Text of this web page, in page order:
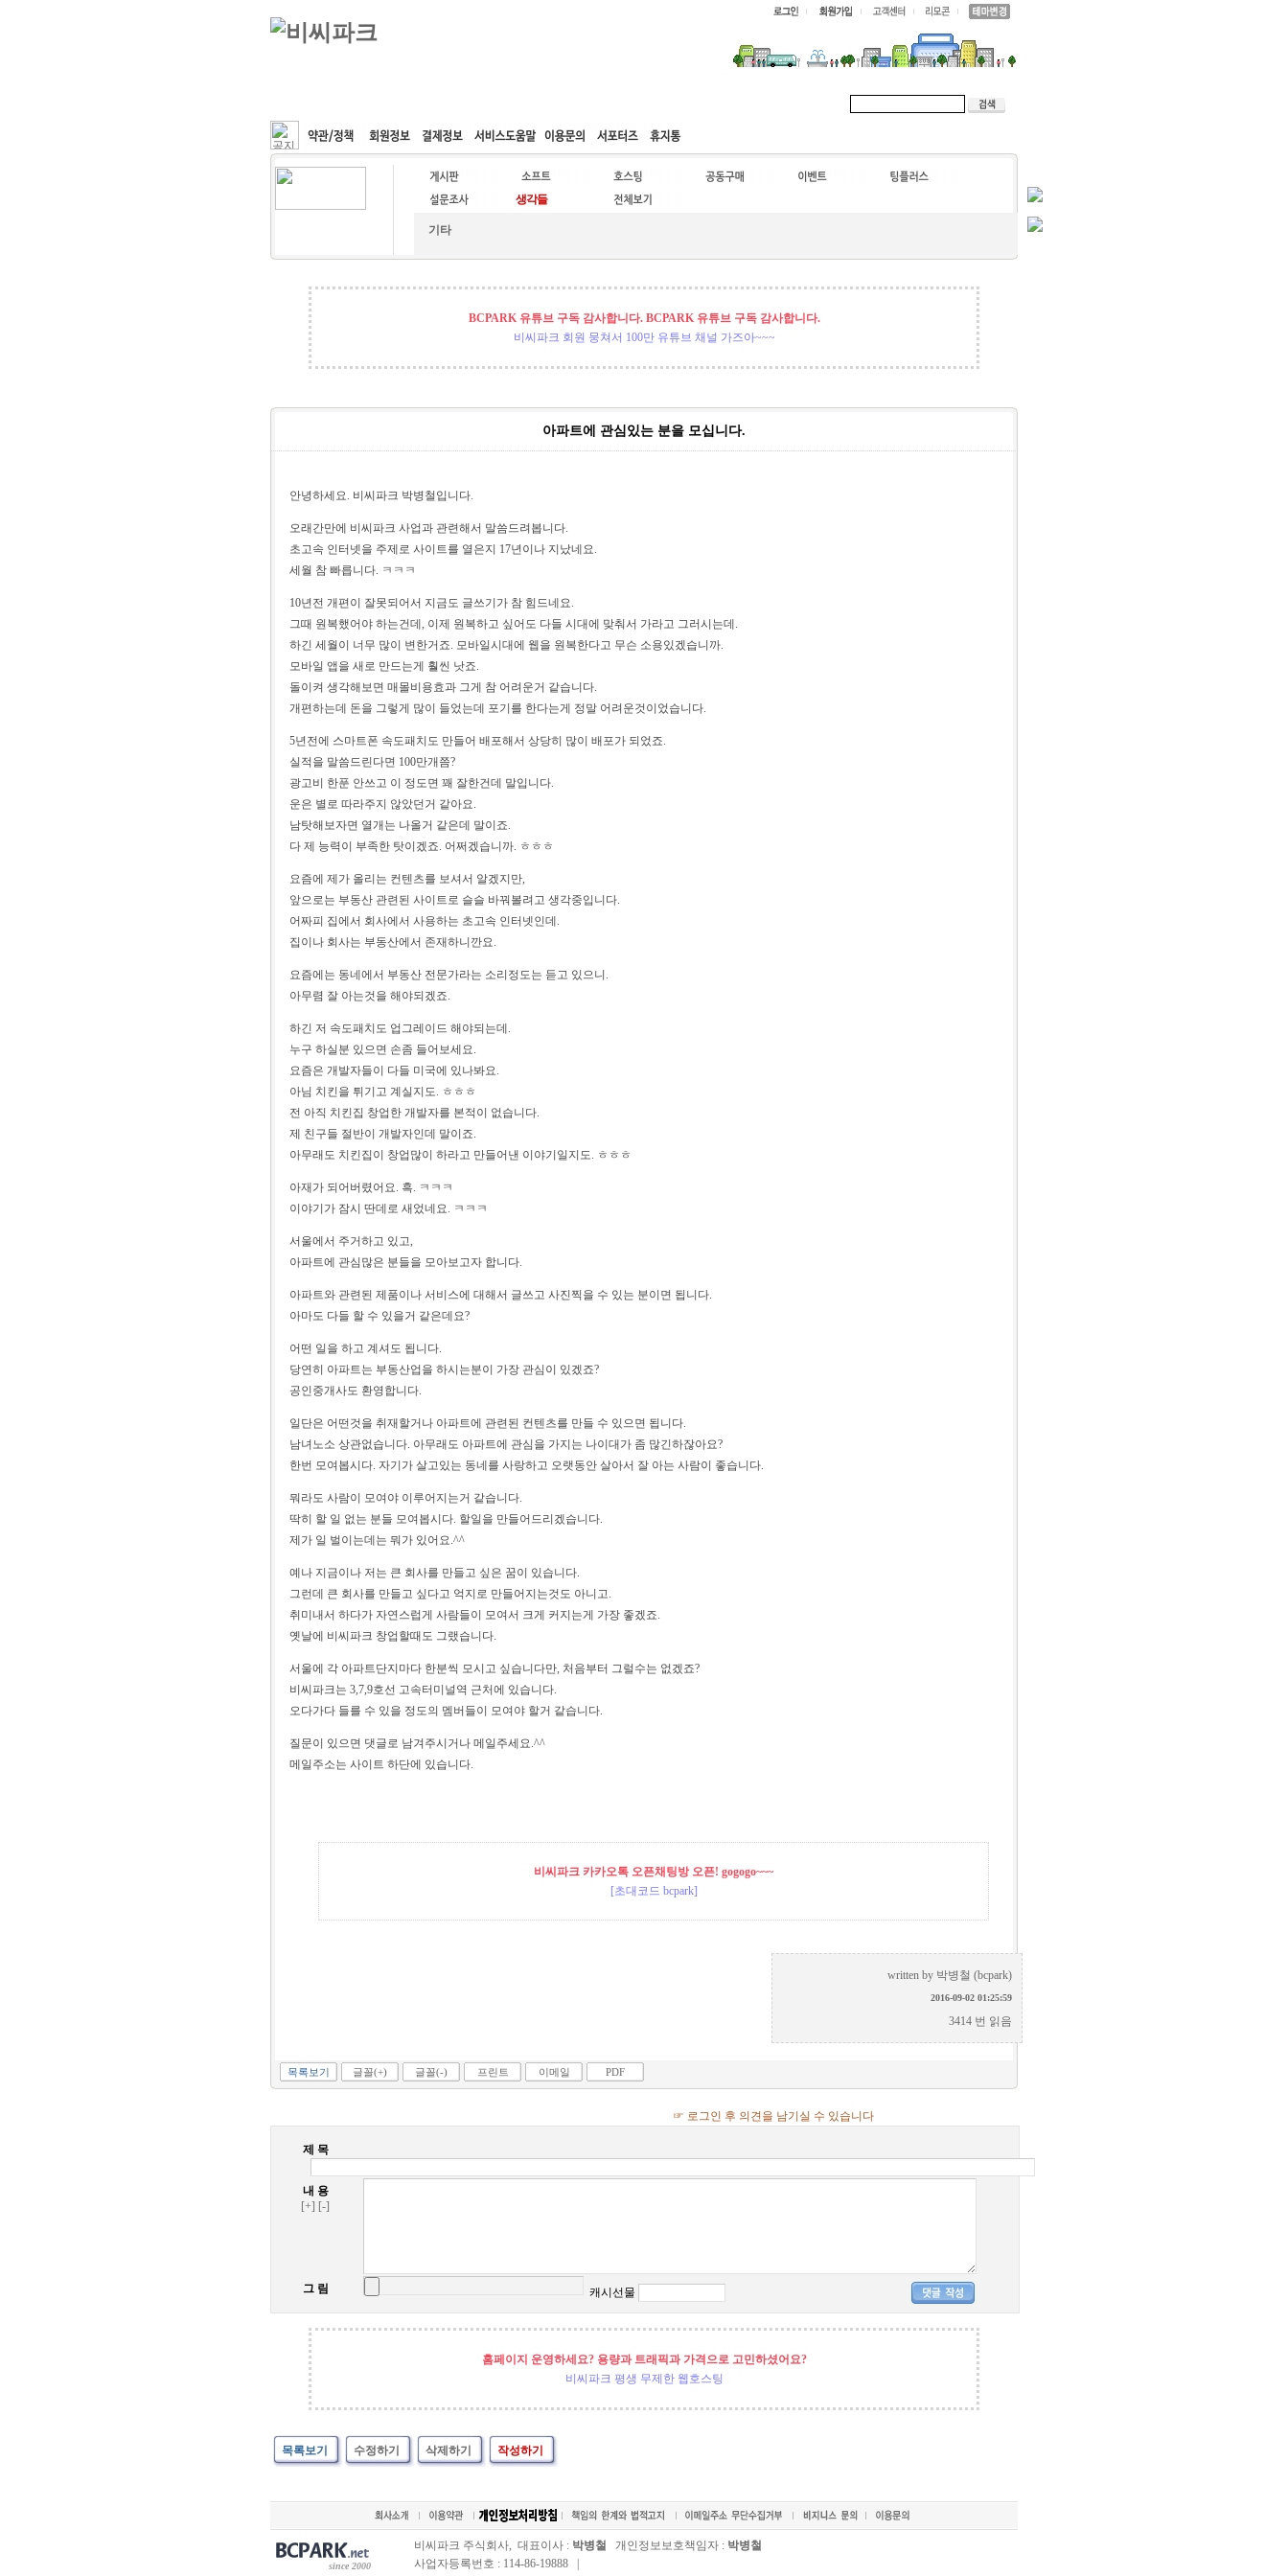
커뮤니티 속도패치 웹호스팅 공동구매 고객센터
기타
BCPARK 유튜브 구독 감사합니다. BCPARK 유튜브 구독 감사합니다.
비씨파크 회원 뭉쳐서 100만 유튜브 채널 가즈아~~~
아파트에 관심있는 분을 모십니다.
안녕하세요. 비씨파크 박병철입니다.
오래간만에 비씨파크 사업과 관련해서 말씀드려봅니다.
초고속 인터넷을 주제로 사이트를 열은지 17년이나 지났네요.
세월 참 빠릅니다. ㅋㅋㅋ
10년전 개편이 잘못되어서 지금도 글쓰기가 참 힘드네요.
그때 원복했어야 하는건데, 이제 원복하고 싶어도 다들 시대에 맞춰서 가라고 그러시는데.
하긴 세월이 너무 많이 변한거죠. 모바일시대에 웹을 원복한다고 무슨 소용있겠습니까.
모바일 앱을 새로 만드는게 훨씬 낫죠.
돌이켜 생각해보면 매몰비용효과 그게 참 어려운거 같습니다.
개편하는데 돈을 그렇게 많이 들었는데 포기를 한다는게 정말 어려운것이었습니다.
5년전에 스마트폰 속도패치도 만들어 배포해서 상당히 많이 배포가 되었죠.
실적을 말씀드린다면 100만개쯤?
광고비 한푼 안쓰고 이 정도면 꽤 잘한건데 말입니다.
운은 별로 따라주지 않았던거 같아요.
남탓해보자면 열개는 나올거 같은데 말이죠.
다 제 능력이 부족한 탓이겠죠. 어쩌겠습니까. ㅎㅎㅎ
요즘에 제가 올리는 컨텐츠를 보셔서 알겠지만,
앞으로는 부동산 관련된 사이트로 슬슬 바꿔볼려고 생각중입니다.
어짜피 집에서 회사에서 사용하는 초고속 인터넷인데.
집이나 회사는 부동산에서 존재하니깐요.
요즘에는 동네에서 부동산 전문가라는 소리정도는 듣고 있으니.
아무렴 잘 아는것을 해야되겠죠.
하긴 저 속도패치도 업그레이드 해야되는데.
누구 하실분 있으면 손좀 들어보세요.
요즘은 개발자들이 다들 미국에 있나봐요.
아님 치킨을 튀기고 계실지도. ㅎㅎㅎ
전 아직 치킨집 창업한 개발자를 본적이 없습니다.
제 친구들 절반이 개발자인데 말이죠.
아무래도 치킨집이 창업많이 하라고 만들어낸 이야기일지도. ㅎㅎㅎ
아재가 되어버렸어요. 흑. ㅋㅋㅋ
이야기가 잠시 딴데로 새었네요. ㅋㅋㅋ
서울에서 주거하고 있고,
아파트에 관심많은 분들을 모아보고자 합니다.
아파트와 관련된 제품이나 서비스에 대해서 글쓰고 사진찍을 수 있는 분이면 됩니다.
아마도 다들 할 수 있을거 같은데요?
어떤 일을 하고 계셔도 됩니다.
당연히 아파트는 부동산업을 하시는분이 가장 관심이 있겠죠?
공인중개사도 환영합니다.
일단은 어떤것을 취재할거나 아파트에 관련된 컨텐츠를 만들 수 있으면 됩니다.
남녀노소 상관없습니다. 아무래도 아파트에 관심을 가지는 나이대가 좀 많긴하잖아요?
한번 모여봅시다. 자기가 살고있는 동네를 사랑하고 오랫동안 살아서 잘 아는 사람이 좋습니다.
뭐라도 사람이 모여야 이루어지는거 같습니다.
딱히 할 일 없는 분들 모여봅시다. 할일을 만들어드리겠습니다.
제가 일 벌이는데는 뭐가 있어요.^^
예나 지금이나 저는 큰 회사를 만들고 싶은 꿈이 있습니다.
그런데 큰 회사를 만들고 싶다고 억지로 만들어지는것도 아니고.
취미내서 하다가 자연스럽게 사람들이 모여서 크게 커지는게 가장 좋겠죠.
옛날에 비씨파크 창업할때도 그랬습니다.
서울에 각 아파트단지마다 한분씩 모시고 싶습니다만, 처음부터 그럴수는 없겠죠?
비씨파크는 3,7,9호선 고속터미널역 근처에 있습니다.
오다가다 들를 수 있을 정도의 멤버들이 모여야 할거 같습니다.
질문이 있으면 댓글로 남겨주시거나 메일주세요.^^
메일주소는 사이트 하단에 있습니다.
비씨파크 카카오톡 오픈채팅방 오픈! gogogo~~~
[초대코드 bcpark]
written by 박병철 (bcpark)
2016-09-02 01:25:59
3414 번 읽음
목록보기 글꼴(+) 글꼴(-) 프린트 이메일 PDF
☞ 로그인 후 의견을 남기실 수 있습니다
제 목
내 용
[+] [-]
그 림 캐시선물
홈페이지 운영하세요? 용량과 트래픽과 가격으로 고민하셨어요?
비씨파크 평생 무제한 웹호스팅
목록보기 수정하기 삭제하기 작성하기
since 2000
비씨파크 주식회사, 대표이사 : 박병철 개인정보보호책임자 : 박병철
사업자등록번호 : 114-86-19888 |